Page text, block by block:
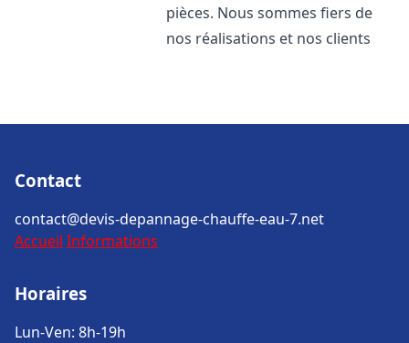
pièces. Nous sommes fiers de
nos réalisations et nos clients
Contact
contact@devis-depannage-chauffe-eau-7.net
Accueil Informations
Horaires
Lun-Ven: 8h-19h